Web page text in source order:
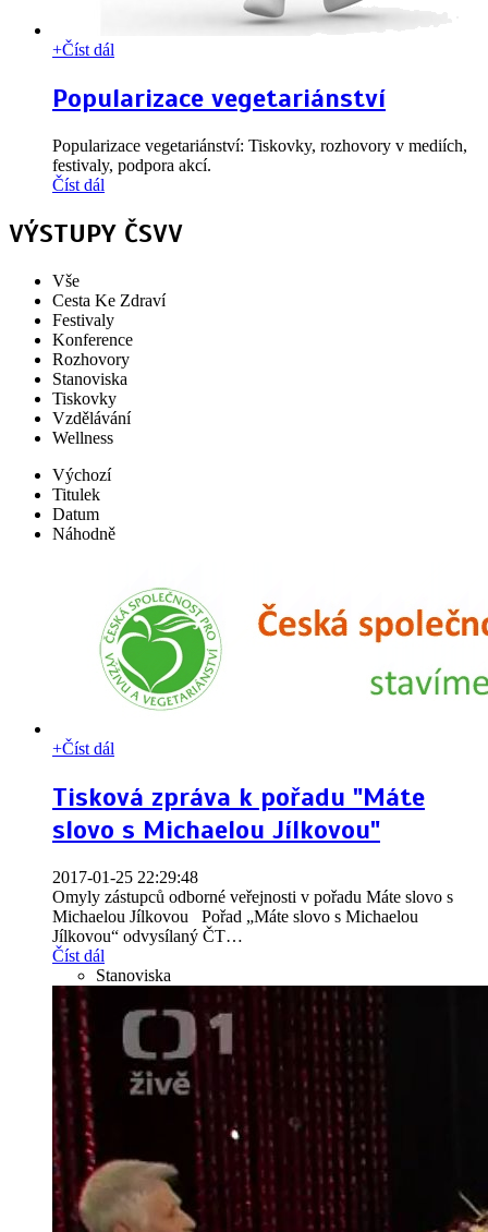
+Číst dál
Popularizace vegetariánství
Popularizace vegetariánství: Tiskovky, rozhovory v mediích,
festivaly, podpora akcí.
Číst dál
VÝSTUPY ČSVV
Vše
Cesta Ke Zdraví
Festivaly
Konference
Rozhovory
Stanoviska
Tiskovky
Vzdělávání
Wellness
Výchozí
Titulek
Datum
Náhodně
+Číst dál
Tisková zpráva k pořadu "Máte
slovo s Michaelou Jílkovou"
2017-01-25 22:29:48
Omyly zástupců odborné veřejnosti v pořadu Máte slovo s
Michaelou Jílkovou Pořad „Máte slovo s Michaelou
Jílkovou“ odvysílaný ČT…
Číst dál
Stanoviska